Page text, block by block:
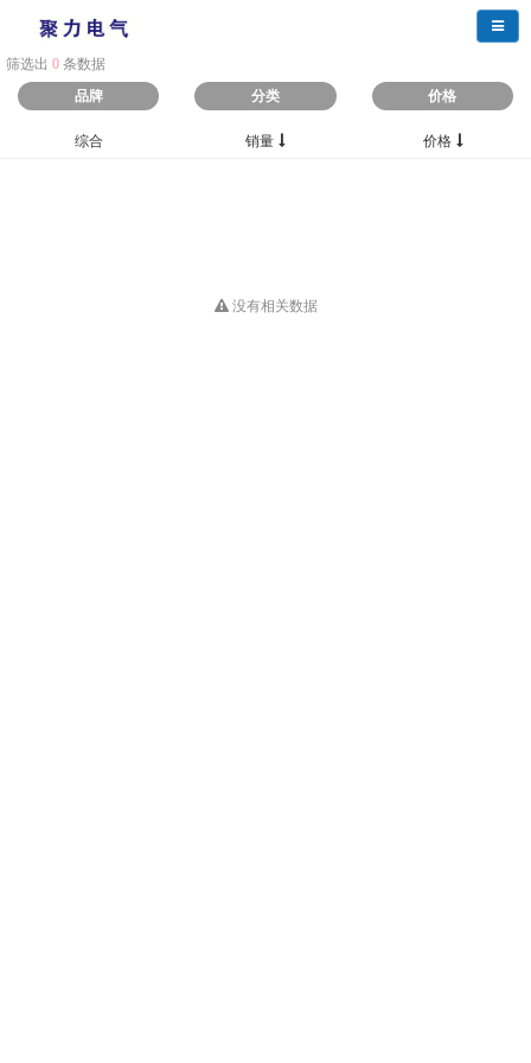
导航
筛选出 0 条数据
品牌
分类 价格
综合 销量 价格
没有相关数据